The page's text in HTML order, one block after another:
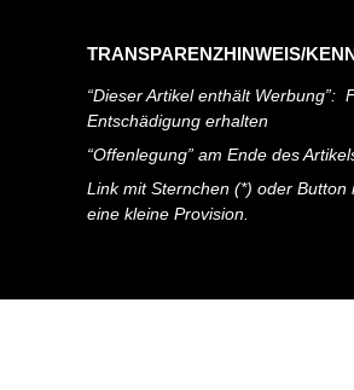
TRANSPARENZHINWEIS/
“Dieser Artikel enthält Werbung”:
Entschädigung erhalten
“Offenlegung” am Ende des
Link mit Sternchen (*) oder Button
eine kleine Provision.